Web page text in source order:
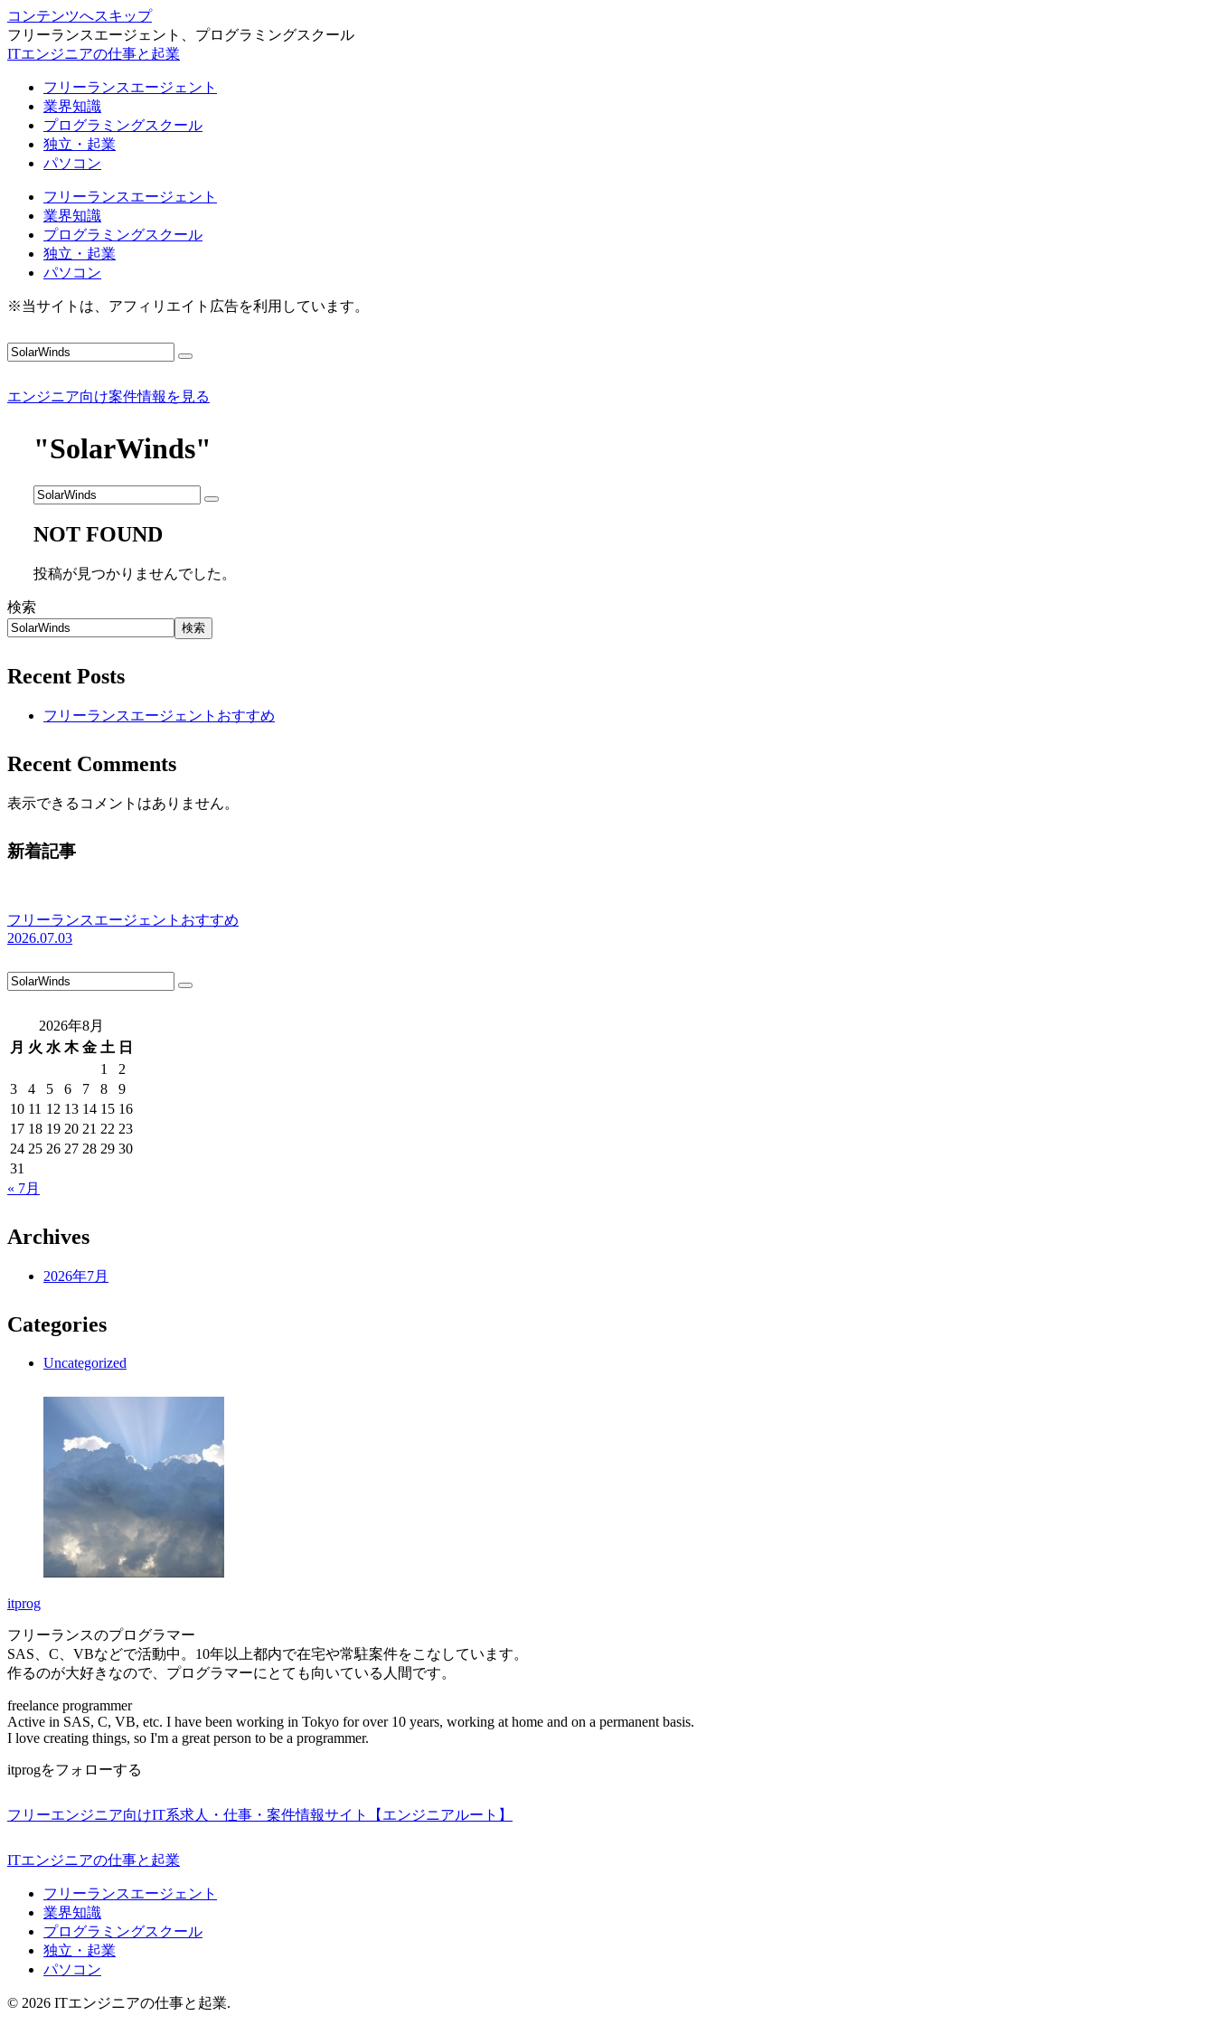
コンテンツへスキップ
フリーランスエージェント、プログラミングスクール
ITエンジニアの仕事と起業
フリーランスエージェント
業界知識
プログラミングスクール
独立・起業
パソコン
フリーランスエージェント
業界知識
プログラミングスクール
独立・起業
パソコン
※当サイトは、アフィリエイト広告を利用しています。
エンジニア向け案件情報を見る
"SolarWinds"
NOT FOUND
投稿が見つかりませんでした。
検索
検索
Recent Posts
フリーランスエージェントおすすめ
Recent Comments
表示できるコメントはありません。
新着記事
フリーランスエージェントおすすめ
2026.07.03
2026年8月
月 火 水 木 金 土 日
1
2
3
4 5 6 7 8
9
10 11 12 13 14 15 16
17 18 19 20 21 22 23
24 25 26 27 28 29 30
31
« 7月
Archives
2026年7月
Categories
Uncategorized
itprog
フリーランスのプログラマー
SAS、C、VBなどで活動中。10年以上都内で在宅や常駐案件をこなしています。
作るのが大好きなので、プログラマーにとても向いている人間です。
freelance programmer
Active in SAS, C, VB, etc. I have been working in Tokyo for over 10 years, working at home and on a permanent basis.
I love creating things, so I'm a great person to be a programmer.
itprogをフォローする
フリーエンジニア向けIT系求人・仕事・案件情報サイト【エンジニアルート】
ITエンジニアの仕事と起業
フリーランスエージェント
業界知識
プログラミングスクール
独立・起業
パソコン
© 2026 ITエンジニアの仕事と起業.